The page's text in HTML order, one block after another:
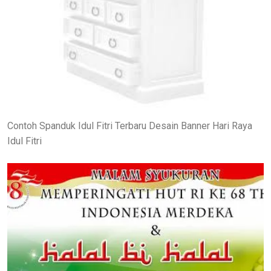
Contoh Spanduk Idul Fitri Terbaru Desain Banner Hari Raya
Idul Fitri